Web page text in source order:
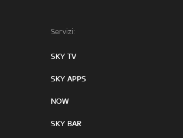
Servizi:
SKY TV
SKY APPS
NOW
SKY BAR